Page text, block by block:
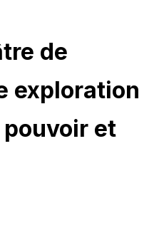
de
exploration
et